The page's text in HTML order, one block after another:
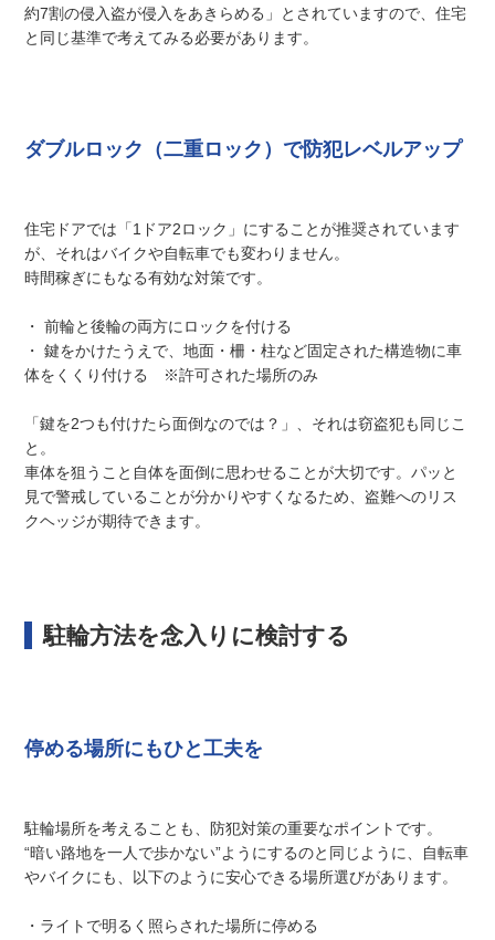
約7割の侵入盗が侵入をあきらめる」とされていますので、住宅
と同じ基準で考えてみる必要があります。
ダブルロック（二重ロック）で防犯レベルアップ
住宅ドアでは「1ドア2ロック」にすることが推奨されています
が、それはバイクや自転車でも変わりません。
時間稼ぎにもなる有効な対策です。
・ 前輪と後輪の両方にロックを付ける
・ 鍵をかけたうえで、地面・柵・柱など固定された構造物に車
体をくくり付ける ※許可された場所のみ
「鍵を2つも付けたら面倒なのでは？」、それは窃盗犯も同じこ
と。
車体を狙うこと自体を面倒に思わせることが大切です。パッと
見で警戒していることが分かりやすくなるため、盗難へのリス
クヘッジが期待できます。
駐輪方法を念入りに検討する
停める場所にもひと工夫を
駐輪場所を考えることも、防犯対策の重要なポイントです。
“暗い路地を一人で歩かない”ようにするのと同じように、自転車
やバイクにも、以下のように安心できる場所選びがあります。
・ライトで明るく照らされた場所に停める